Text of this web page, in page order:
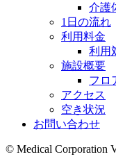
介護
1日の流れ
利用料金
利用
施設概要
フロ
アクセス
空き状況
お問い合わせ
©︎ Medical Corporation